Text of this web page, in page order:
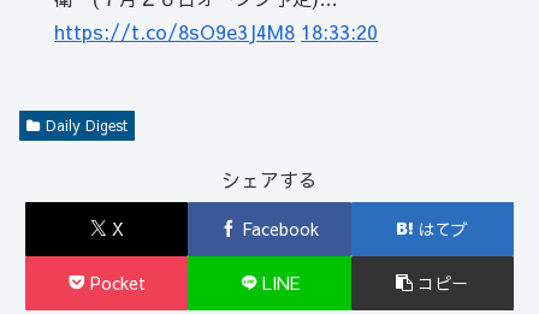
https://t.co/8sO9e3J4M8 18:33:20
Daily Digest
シェアする
X Facebook はてブ
Pocket LINE コピー